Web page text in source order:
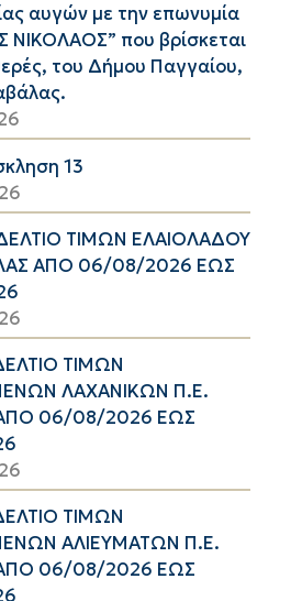
αυγών με την επωνυμία
ΝΙΚΟΛΑΟΣ” που βρίσκεται
του Δήμου Παγγαίου,
13
ΤΙΜΩΝ ΕΛΑΙΟΛΑΔΟΥ
ΑΠΟ 06/08/2026 ΕΩΣ
ΤΙΜΩΝ
ΛΑΧΑΝΙΚΩΝ Π.Ε.
06/08/2026 ΕΩΣ
ΤΙΜΩΝ
ΑΛΙΕΥΜΑΤΩΝ Π.Ε.
06/08/2026 ΕΩΣ